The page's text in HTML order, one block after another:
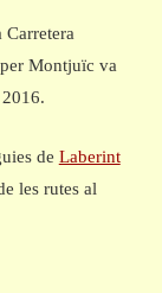
Montjuïc va
de Laberint
les rutes al